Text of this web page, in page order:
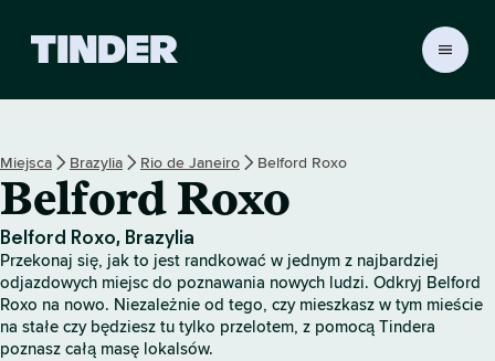
r
S
t
r
o
n
a
g
ł
Miejsca Brazylia Rio de Janeiro Belford Roxo
Belford Roxo
Belford Roxo, Brazylia
Przekonaj się, jak to jest randkować w jednym z najbardziej
odjazdowych miejsc do poznawania nowych ludzi. Odkryj Belford
Roxo na nowo. Niezależnie od tego, czy mieszkasz w tym mieście
na stałe czy będziesz tu tylko przelotem, z pomocą Tindera
poznasz całą masę lokalsów.